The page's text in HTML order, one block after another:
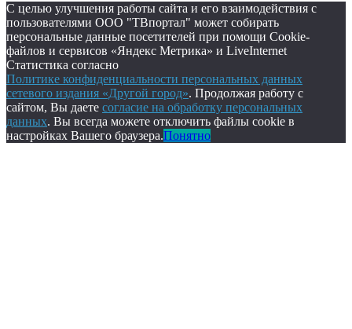
С целью улучшения работы сайта и его взаимодействия с
пользователями ООО "ТВпортал" может собирать
персональные данные посетителей при помощи Cookie-
файлов и сервисов «Яндекс Метрика» и LiveInternet
Статистика согласно
Политике конфиденциальности персональных данных
сетевого издания «Другой город». Продолжая работу с
сайтом, Вы даете согласие на обработку персональных
данных. Вы всегда можете отключить файлы cookie в
настройках Вашего браузера.Понятно